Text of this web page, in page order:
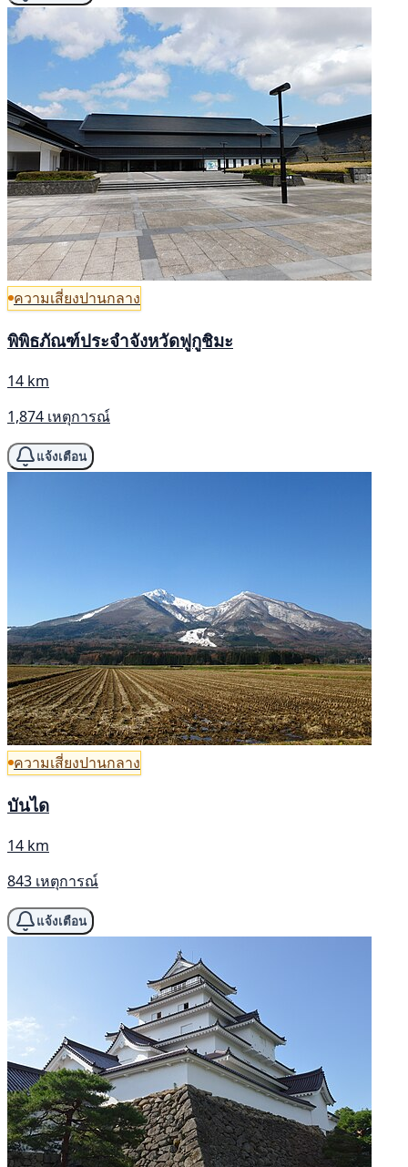
ความเสี่ยงปานกลาง
พิพิธภัณฑ์ประจำจังหวัดฟูกูชิมะ
14 km
1,874 เหตุการณ์
แจ้งเตือน
ความเสี่ยงปานกลาง
บันได
14 km
843 เหตุการณ์
แจ้งเตือน